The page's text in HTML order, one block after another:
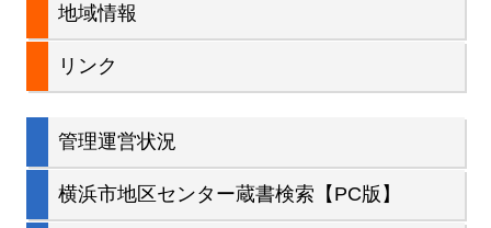
地域情報
リンク
管理運営状況
横浜市地区センター蔵書検索【PC版】